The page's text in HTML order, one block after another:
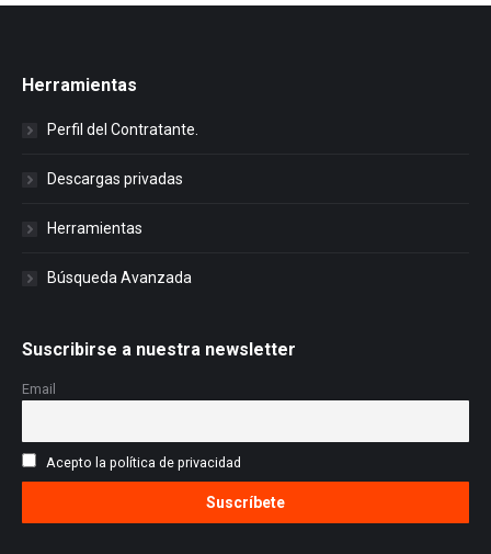
Herramientas
Perfil del Contratante.
Descargas privadas
Herramientas
Búsqueda Avanzada
Suscribirse a nuestra newsletter
Email
Acepto la política de privacidad